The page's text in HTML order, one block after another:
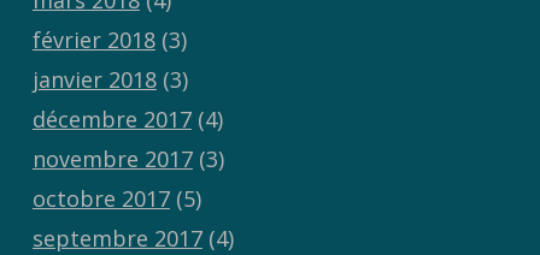
février 2018(3)
janvier 2018(3)
décembre 2017(4)
novembre 2017(3)
octobre 2017(5)
septembre 2017(4)